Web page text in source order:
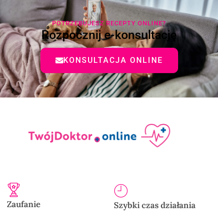
POTRZEBUJESZ RECEPTY ONLINE?
Rozpocznij e-konsultację
KONSULTACJA ONLINE
Zaufanie Szybki czas działania